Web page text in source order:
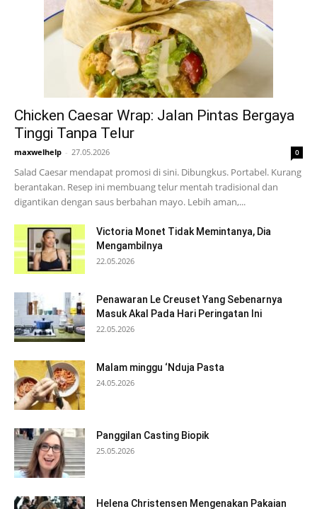
Chicken Caesar Wrap: Jalan Pintas Bergaya
Tinggi Tanpa Telur
maxwelhelp - 27.05.2026 0
Salad Caesar mendapat promosi di sini. Dibungkus. Portabel. Kurang
berantakan. Resep ini membuang telur mentah tradisional dan
digantikan dengan saus berbahan mayo. Lebih aman,...
Victoria Monet Tidak Memintanya, Dia
Mengambilnya
22.05.2026
Penawaran Le Creuset Yang Sebenarnya
Masuk Akal Pada Hari Peringatan Ini
22.05.2026
Malam minggu ‘Nduja Pasta
24.05.2026
Panggilan Casting Biopik
25.05.2026
Helena Christensen Mengenakan Pakaian